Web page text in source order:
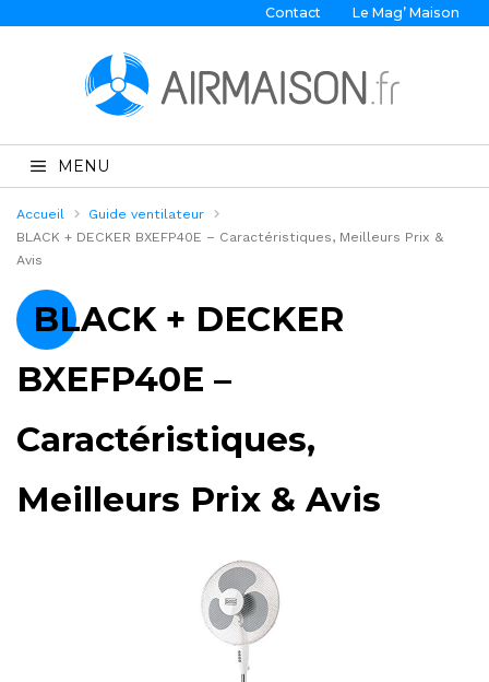
Contact Le Mag’ Maison
MENU
Accueil
Guide ventilateur
BLACK + DECKER BXEFP40E – Caractéristiques, Meilleurs Prix &
Avis
BLACK + DECKER
BXEFP40E –
Caractéristiques,
Meilleurs Prix & Avis